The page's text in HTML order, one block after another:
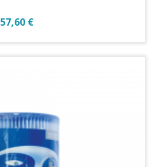
Prix
57,60 €